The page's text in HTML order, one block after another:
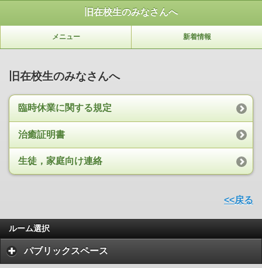
旧在校生のみなさんへ
メニュー 新着情報
旧在校生のみなさんへ
臨時休業に関する規定
治癒証明書
生徒，家庭向け連絡
<<戻る
ルーム選択
パブリックスペース